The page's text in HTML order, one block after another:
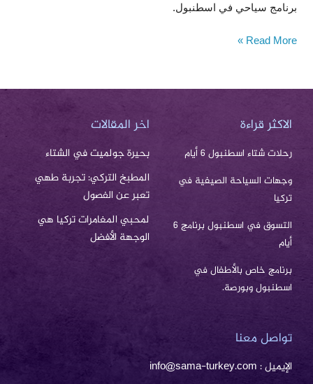
برنامج سياحي في اسطنبول.
Read More »
الاكثر قراءة
رحلات شتاء اسطنبول 6 أيام
وجهات السياحة الصيفية في
تركيا
التسوق في اسطنبول برنامج 6
أيام
برنامج خاص بالأطفال في
اسطنبول وبورصة.
اخر المقالات
بحيرة جولميت في الشتاء
المطبخ التركي: تجربة طهي
تعبر عن الفصول
لمحبي المغامرات تركيا هي
الوجهة الأفضل
تواصل معنا
الإيميل : info@sama-turkey.com